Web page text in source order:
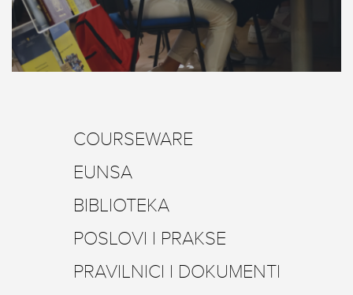
COURSEWARE
EUNSA
BIBLIOTEKA
POSLOVI I PRAKSE
PRAVILNICI I DOKUMENTI